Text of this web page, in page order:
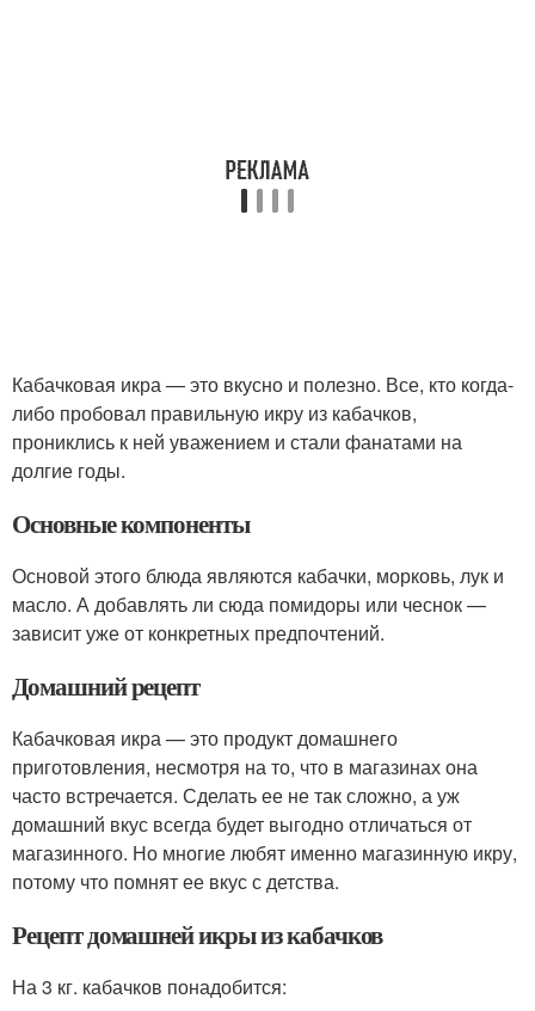
Кабачковая икра — это вкусно и полезно. Все, кто когда-
либо пробовал правильную икру из кабачков,
прониклись к ней уважением и стали фанатами на
долгие годы.
Основные компоненты
Основой этого блюда являются кабачки, морковь, лук и
масло. А добавлять ли сюда помидоры или чеснок —
зависит уже от конкретных предпочтений.
Домашний рецепт
Кабачковая икра — это продукт домашнего
приготовления, несмотря на то, что в магазинах она
часто встречается. Сделать ее не так сложно, а уж
домашний вкус всегда будет выгодно отличаться от
магазинного. Но многие любят именно магазинную икру,
потому что помнят ее вкус с детства.
Рецепт домашней икры из кабачков
На 3 кг. кабачков понадобится: